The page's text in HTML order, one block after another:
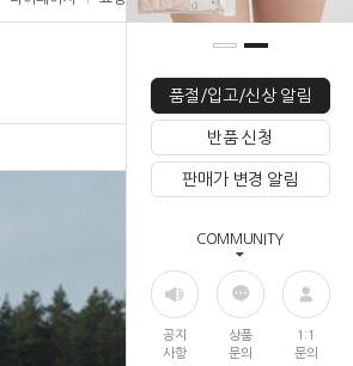
품절/입고/신상 알림
반품 신청
판매가 변경 알림
COMMUNITY
공지
사항
상품
문의
1:1
문의